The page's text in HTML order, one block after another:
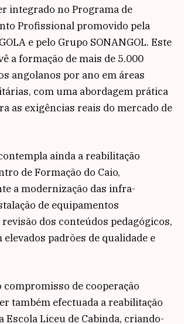
integrado no Programa de
Profissional promovido pela
e pelo Grupo SONANGOL. Este
a formação de mais de 5.000
angolanos por ano em áreas
com uma abordagem prática
as exigências reais do mercado de
ainda a reabilitação
de Formação do Caio,
a modernização das infra-
de equipamentos
dos conteúdos pedagógicos,
padrões de qualidade e
compromisso de cooperação
também efectuada a reabilitação
Escola Liceu de Cabinda, criando-